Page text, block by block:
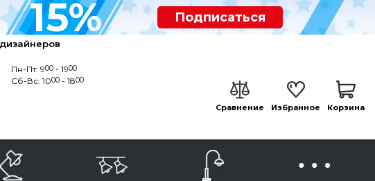
15% Подписаться
Пн-Пт: 900 - 1900
Сб-Вс: 1000 - 1800
Сравнение Избранное Корзина